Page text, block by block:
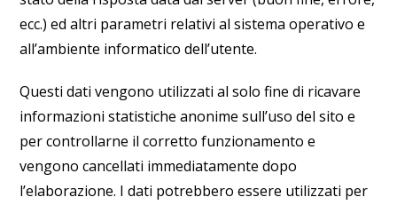
ecc.) ed altri parametri relativi al sistema operativo e
all’ambiente informatico dell’utente.
Questi dati vengono utilizzati al solo fine di ricavare
informazioni statistiche anonime sull’uso del sito e
per controllarne il corretto funzionamento e
vengono cancellati immediatamente dopo
l’elaborazione. I dati potrebbero essere utilizzati per